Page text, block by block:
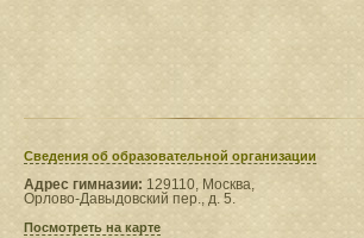
Сведения​ об образовательной организации
Адрес гимназии: 129110, Москва,
Орлово-Давыдовский пер., д. 5.
Посмотреть на карте